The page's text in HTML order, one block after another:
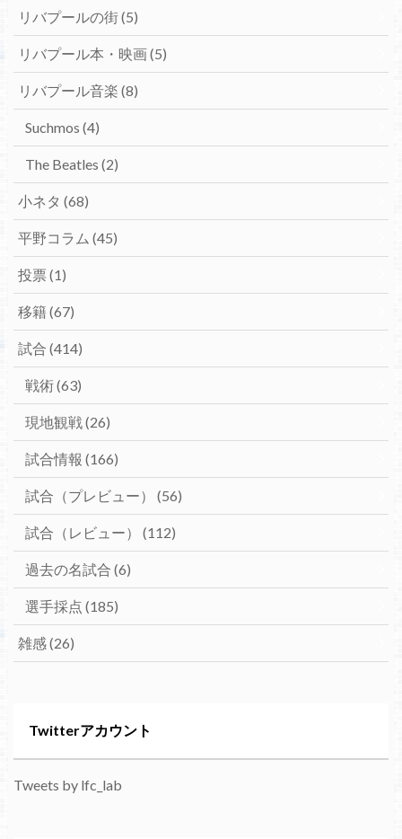
リバプールの街(5)
リバプール本・映画(5)
リバプール音楽 (8)
Suchmos (4)
The Beatles (2)
小ネタ (68)
平野コラム (45)
投票 (1)
移籍(67)
試合 (414)
戦術(63)
現地観戦(26)
試合情報 (166)
試合（プレビュー） (56)
試合（レビュー） (112)
過去の名試合 (6)
選手採点 (185)
雑感(26)
Twitterアカウント
Tweets by lfc_lab